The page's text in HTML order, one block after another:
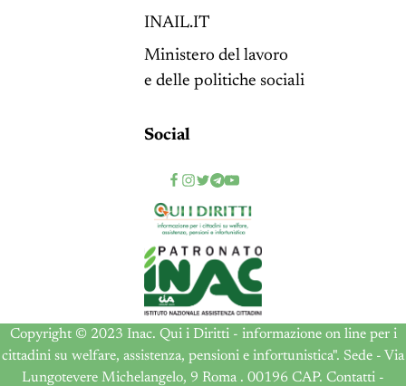
INAIL.IT
Ministero del lavoro
e delle politiche sociali
Social
Copyright © 2023 Inac. Qui i Diritti - informazione on line per i
cittadini su welfare, assistenza, pensioni e infortunistica". Sede - Via
Lungotevere Michelangelo, 9 Roma . 00196 CAP. Contatti -